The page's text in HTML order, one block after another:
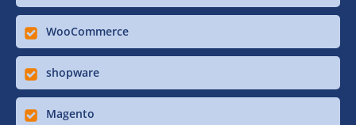
WooCommerce
shopware
Magento